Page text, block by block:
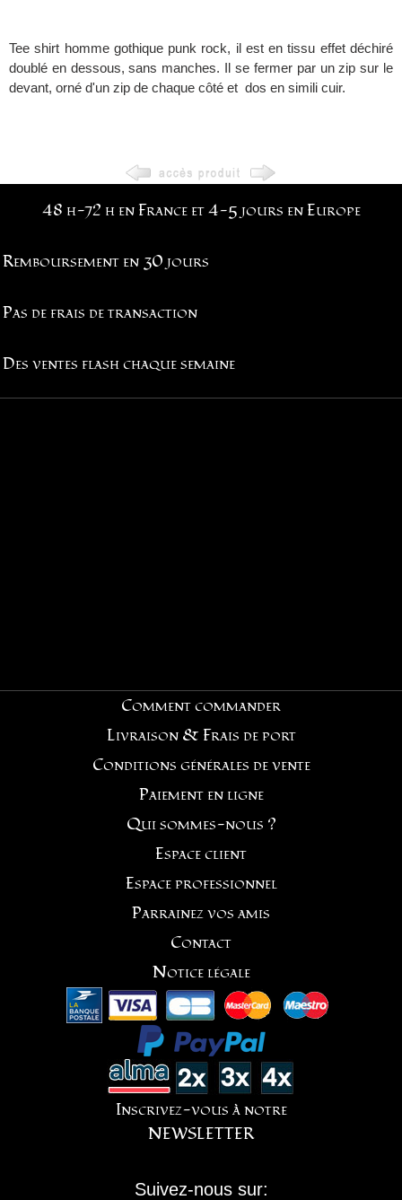
Tee shirt homme gothique punk rock, il est en tissu effet déchiré
doublé en dessous, sans manches. Il se fermer par un zip sur le
devant, orné d'un zip de chaque côté et dos en simili cuir.
48 h-72 h en France et 4-5 jours en Europe
Remboursement en 30 jours
Pas de frais de transaction
Des ventes flash chaque semaine
Comment commander
Livraison & Frais de port
Conditions générales de vente
Paiement en ligne
Qui sommes-nous ?
Espace client
Espace professionnel
Parrainez vos amis
Contact
Notice légale
Inscrivez-vous à notre
NEWSLETTER
Suivez-nous sur: